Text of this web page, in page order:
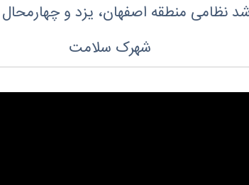
نظامی منطقه اصفهان، یزد و
شهرک سلامت